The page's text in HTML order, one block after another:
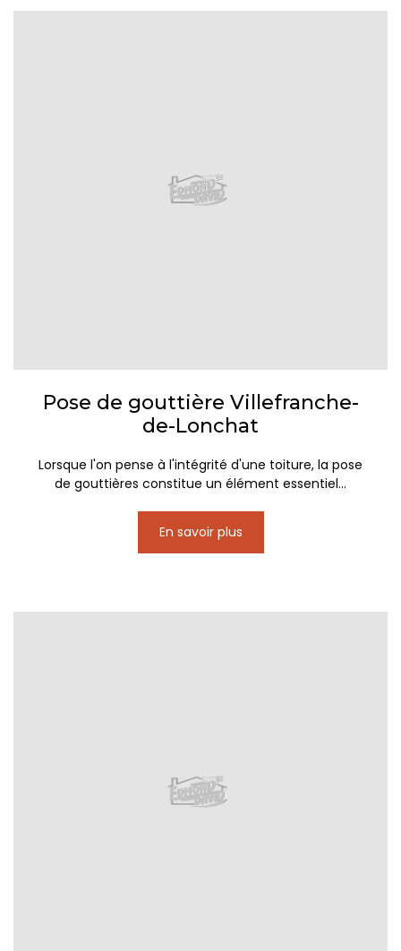
Pose de gouttière Villefranche-
de-Lonchat
Lorsque l'on pense à l'intégrité d'une toiture, la pose
de gouttières constitue un élément essentiel...
En savoir plus